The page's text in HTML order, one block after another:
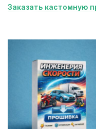
Заказать кастомную